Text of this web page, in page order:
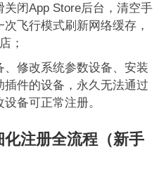
关闭App Store后台，清空手
飞行模式刷新网络缓存，
；
、修改系统参数设备、安装
件的设备，永久无法通过
备可正常注册。
注册全流程（新手